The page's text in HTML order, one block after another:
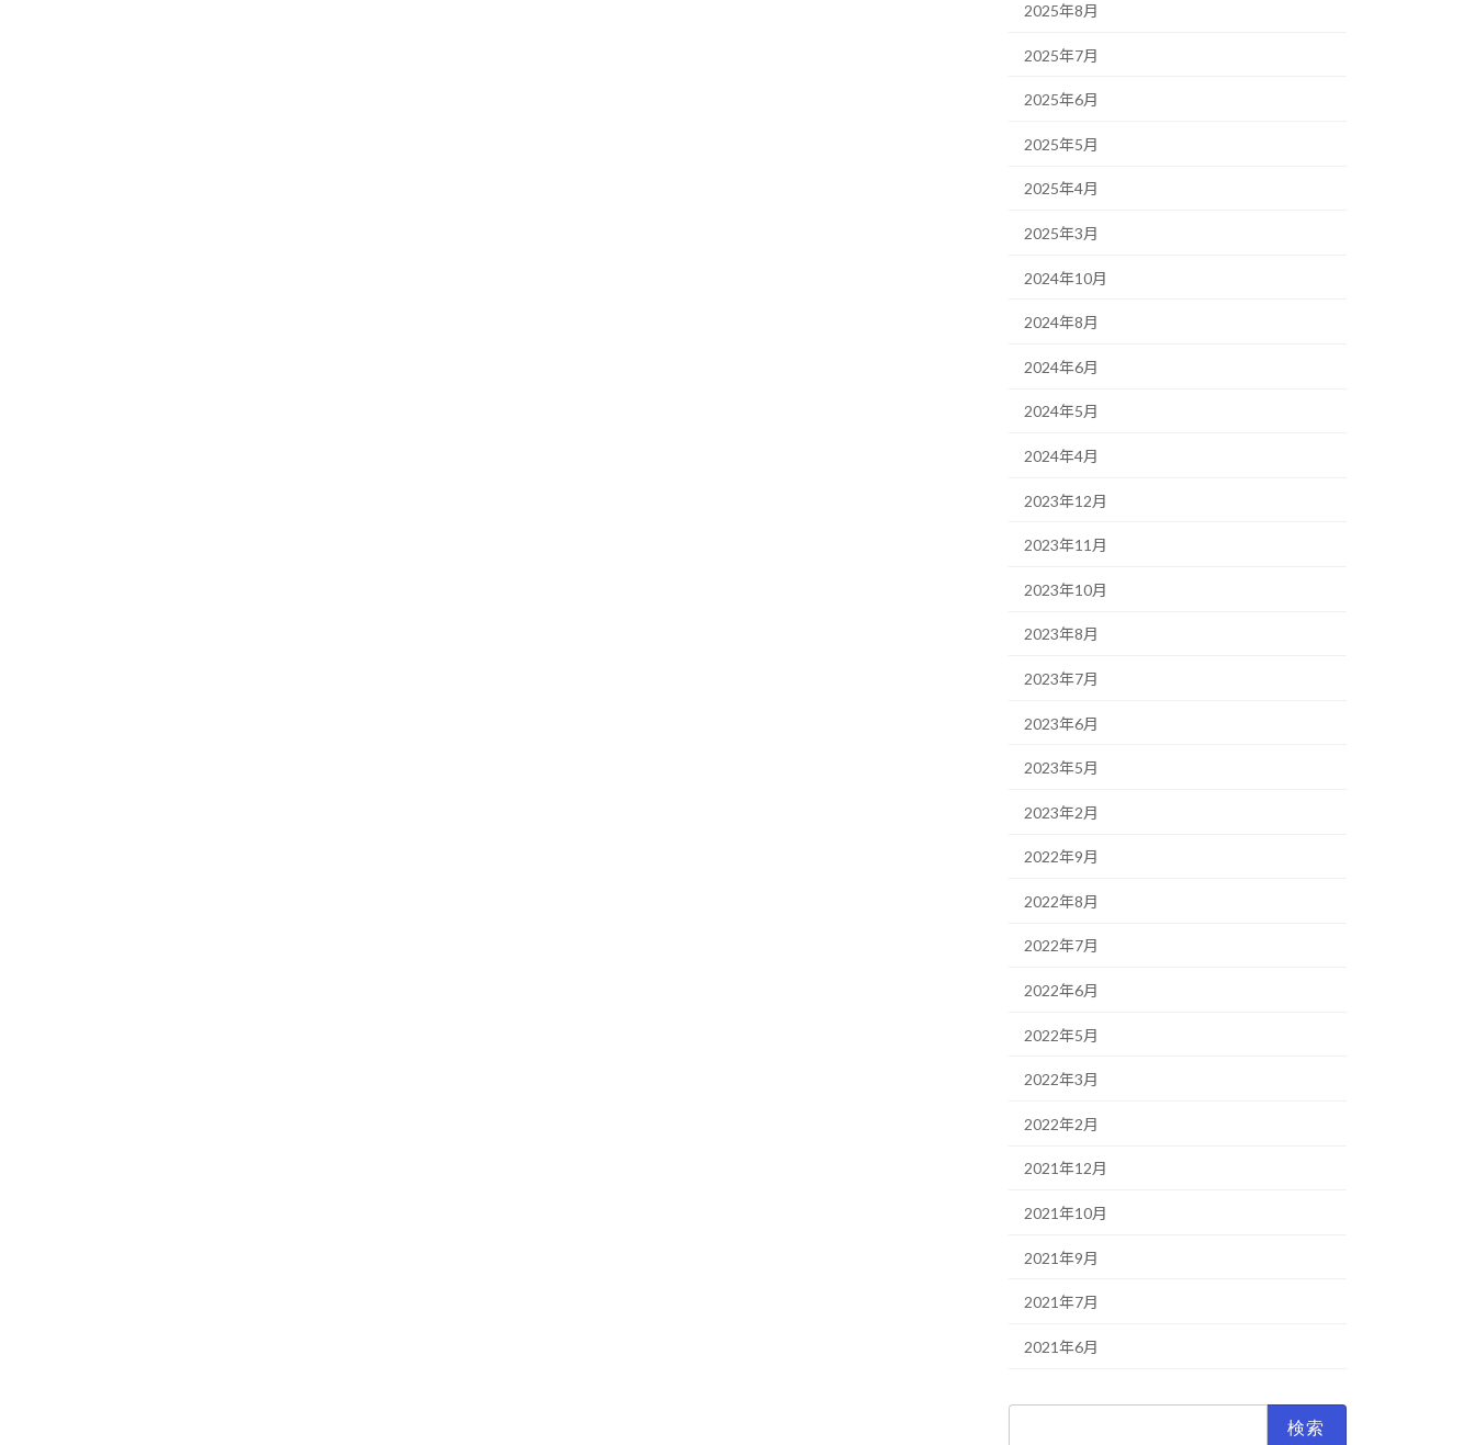
2025年8月
2025年7月
2025年6月
2025年5月
2025年4月
2025年3月
2024年10月
2024年8月
2024年6月
2024年5月
2024年4月
2023年12月
2023年11月
2023年10月
2023年8月
2023年7月
2023年6月
2023年5月
2023年2月
2022年9月
2022年8月
2022年7月
2022年6月
2022年5月
2022年3月
2022年2月
2021年12月
2021年10月
2021年9月
2021年7月
2021年6月